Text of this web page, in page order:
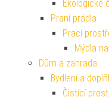
Ekologické
Praní prádla
Prací
Mýdla
Dům a zahrada
Bydlení a
Čistící